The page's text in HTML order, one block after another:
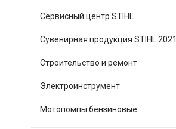
Сервисный центр STIHL
Сувенирная продукция STIHL 2021
Строительство и ремонт
Электроинструмент
Мотопомпы бензиновые